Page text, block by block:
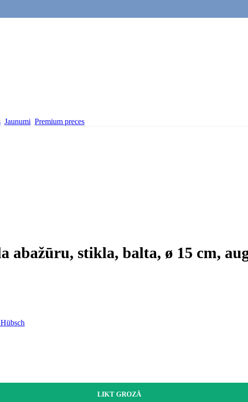
Jaunumi Premium preces
abažūru, stikla, balta, ø 15 cm,
LIKT GROZĀ